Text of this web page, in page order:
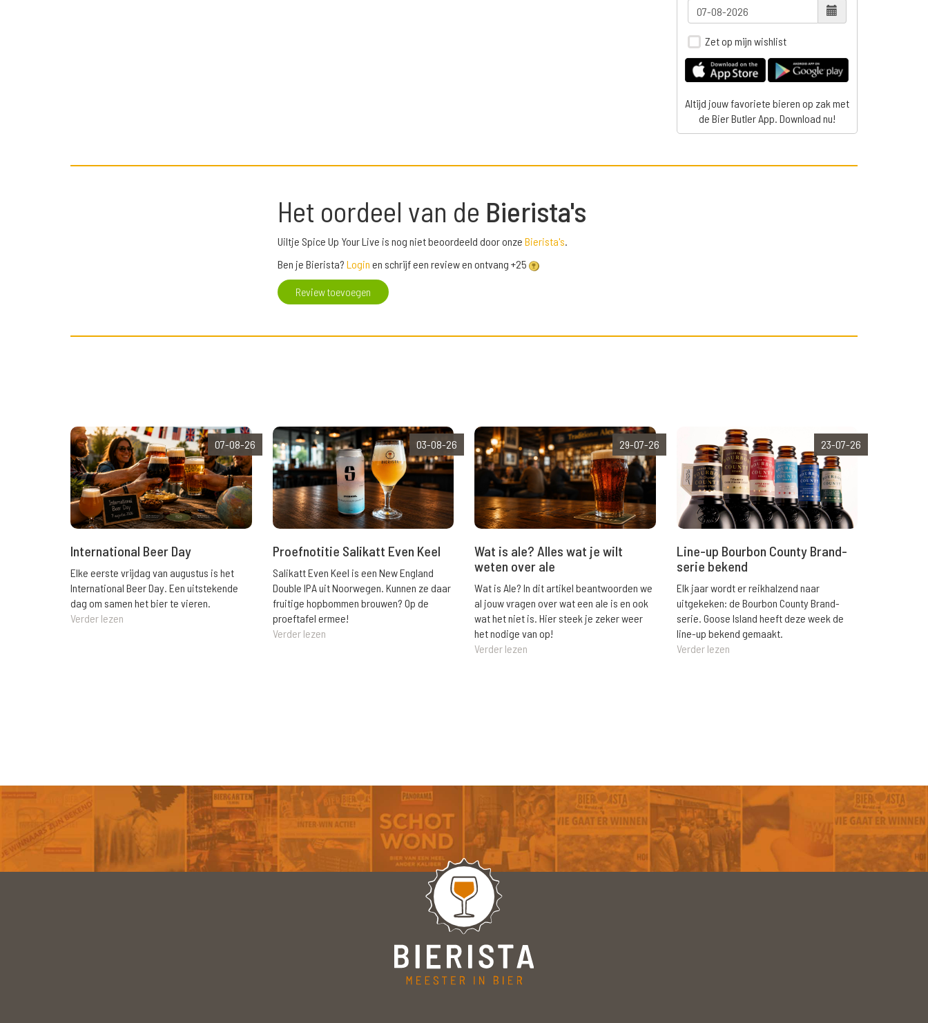
Zet op mijn wishlist
Altijd jouw favoriete bieren op zak met
de Bier Butler App. Download nu!
Het oordeel van de Bierista's
Uiltje Spice Up Your Live is nog niet beoordeeld door onze Bierista's.
Ben je Bierista? Login en schrijf een review en ontvang +25
Review toevoegen
07-08-26
International Beer Day
Elke eerste vrijdag van augustus is het
International Beer Day. Een uitstekende
dag om samen het bier te vieren.
Verder lezen
03-08-26
Proefnotitie Salikatt Even Keel
Salikatt Even Keel is een New England
Double IPA uit Noorwegen. Kunnen ze daar
fruitige hopbommen brouwen? Op de
proeftafel ermee!
Verder lezen
29-07-26
Wat is ale? Alles wat je wilt
weten over ale
Wat is Ale? In dit artikel beantwoorden we
al jouw vragen over wat een ale is en ook
wat het niet is. Hier steek je zeker weer
het nodige van op!
Verder lezen
23-07-26
Line-up Bourbon County Brand-
serie bekend
Elk jaar wordt er reikhalzend naar
uitgekeken: de Bourbon County Brand-
serie. Goose Island heeft deze week de
line-up bekend gemaakt.
Verder lezen